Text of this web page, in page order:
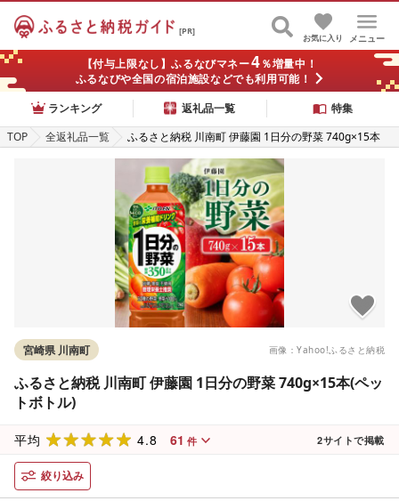
[PR]
メニュー
お気に入り
【付与上限なし】ふるなびマネー4％増量中！
ふるなびや全国の宿泊施設などでも利用可能！
ランキング
返礼品一覧
特集
TOP
全返礼品一覧
ふるさと納税 川南町 伊藤園 1日分の野菜 740g×15本
(ペットボトル)
画像：Yahoo!ふるさと納税
宮崎県 川南町
ふるさと納税 川南町 伊藤園 1日分の野菜 740g×15本(ペッ
トボトル)
平均 4.8 61 件 2サイトで掲載
絞り込み